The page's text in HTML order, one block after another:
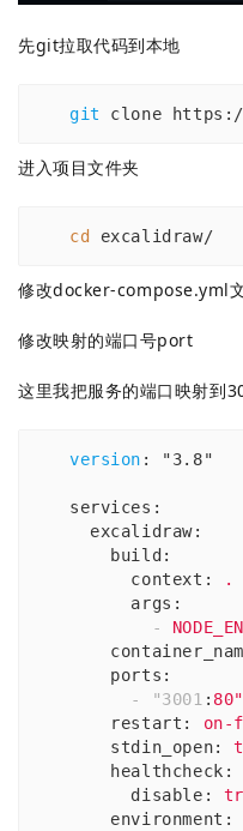
先git拉取代码到本地
git clone
进入项目文件夹
cd excalidraw/
修改docker-compose.yml
修改映射的端口号port
这里我把服务的端口映射到
version : "3.8"
services :
excalidraw:
build:
context :
.
args :
-
ports :
- "3001 : 80"
restart :
stdin_open:
healthcheck :
disable :
environment :